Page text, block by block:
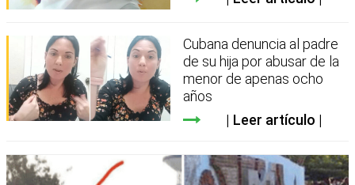
Cubana denuncia al padre
de su hija por abusar de la
menor de apenas ocho
años
Leer artículo